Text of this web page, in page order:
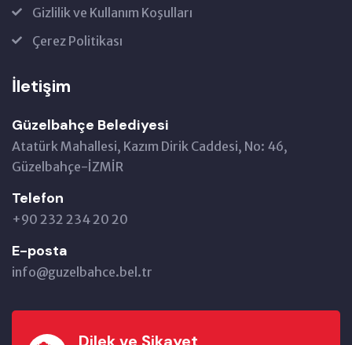
Gizlilik ve Kullanım Koşulları
Çerez Politikası
İletişim
Güzelbahçe Belediyesi
Atatürk Mahallesi, Kazım Dirik Caddesi, No: 46,
Güzelbahçe-İZMİR
Telefon
+90 232 234 20 20
E-posta
info@guzelbahce.bel.tr
Dilek ve Şikayet